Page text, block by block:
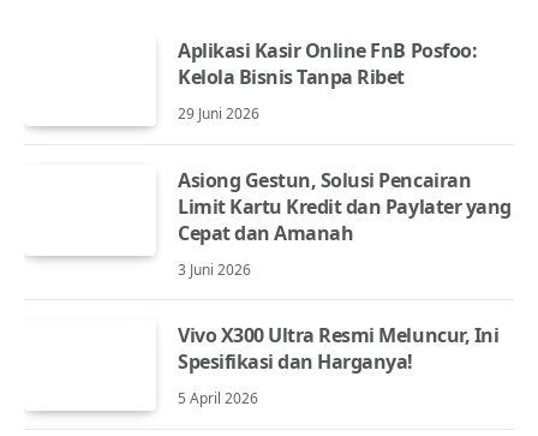
Aplikasi Kasir Online FnB Posfoo:
Kelola Bisnis Tanpa Ribet
29 Juni 2026
Asiong Gestun, Solusi Pencairan
Limit Kartu Kredit dan Paylater yang
Cepat dan Amanah
3 Juni 2026
Vivo X300 Ultra Resmi Meluncur, Ini
Spesifikasi dan Harganya!
5 April 2026